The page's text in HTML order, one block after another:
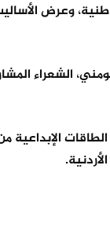
وعرض
الشعراء
الإبداعية